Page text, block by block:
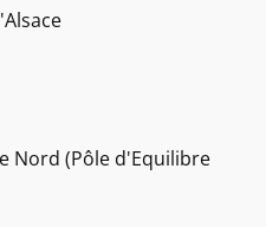
Nord (Pôle d'Equilibre